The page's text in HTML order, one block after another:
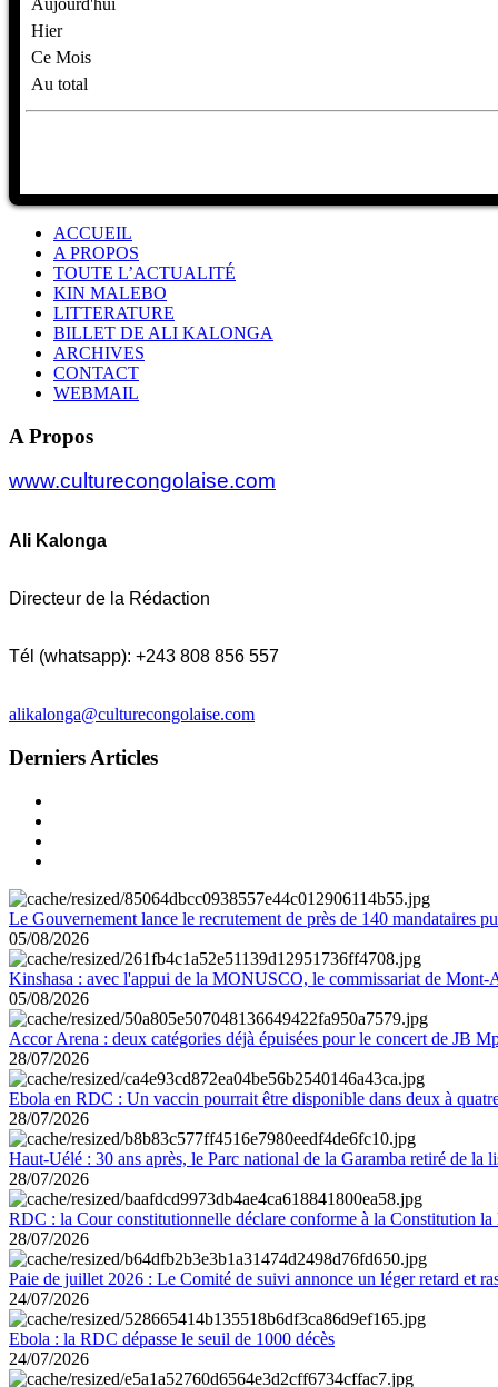
Aujourd'hui
Hier
Ce Mois
Au total
ACCUEIL
A PROPOS
TOUTE L’ACTUALITÉ
KIN MALEBO
LITTERATURE
BILLET DE ALI KALONGA
ARCHIVES
CONTACT
WEBMAIL
A Propos
www.culturecongolaise.com
Ali Kalonga
Directeur de la Rédaction
Tél (whatsapp): +243 808 856 557
alikalonga@culturecongolaise.com
Derniers Articles
Le Gouvernement lance le recrutement de près de 140 mandataires
05/08/2026
Kinshasa : avec l'appui de la MONUSCO, le commissariat de Mont-
05/08/2026
Accor Arena : deux catégories déjà épuisées pour le concert de JB
28/07/2026
Ebola en RDC : Un vaccin pourrait être disponible dans deux à
28/07/2026
Haut-Uélé : 30 ans après, le Parc national de la Garamba retiré de la
28/07/2026
RDC : la Cour constitutionnelle déclare conforme à la Constitution la
28/07/2026
Paie de juillet 2026 : Le Comité de suivi annonce un léger retard et
24/07/2026
Ebola : la RDC dépasse le seuil de 1000 décès
24/07/2026